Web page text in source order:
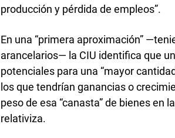
producción y pérdida de empleos”.
En una “primera aproximación”
arancelarios— la CIU identifica que
potenciales para una “mayor
los que tendrían ganancias o
peso de esa “canasta” de bienes en
relativiza.